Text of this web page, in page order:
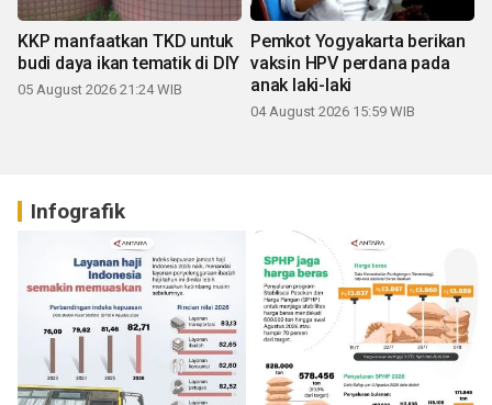
KKP manfaatkan TKD untuk
budi daya ikan tematik di DIY
05 August 2026 21:24 WIB
Pemkot Yogyakarta berikan
vaksin HPV perdana pada
anak laki-laki
04 August 2026 15:59 WIB
Infografik